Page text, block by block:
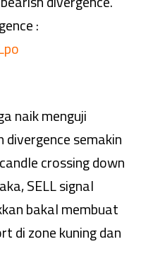
:
naik menguji
divergence semakin
crossing down
SELL signal
bakal membuat
di zone kuning dan